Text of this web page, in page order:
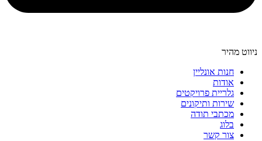
ניווט מהיר
חנות אונליין
אודות
גלריית פרויקטים
שירות ותיקונים
מכתבי תודה
בלוג
צור קשר